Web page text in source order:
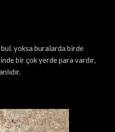
yoksa buralarda birde
bir çok yerde para vardır,